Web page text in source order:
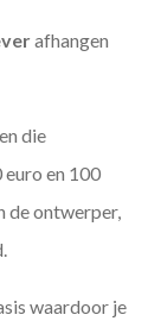
afhangen
die
en 100
de ontwerper,
waardoor je